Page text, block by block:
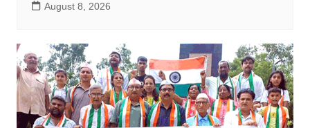
August 8, 2026